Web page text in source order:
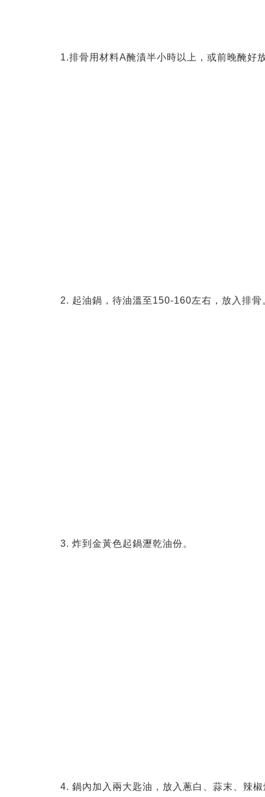
1.排骨用材料A醃漬半小時以上，或前晚醃好
2. 起油鍋，待油溫至150-160左右，放入排骨
3. 炸到金黃色起鍋瀝乾油份。
4. 鍋內加入兩大匙油，放入蔥白、蒜末、辣